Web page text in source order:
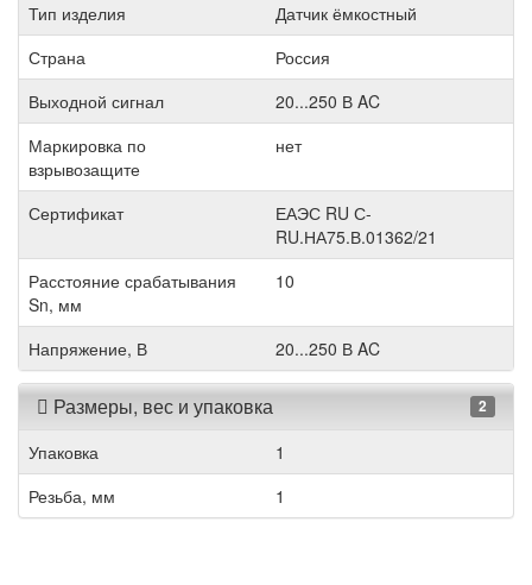
Тип изделия
Датчик ёмкостный
Страна
Россия
Выходной сигнал
20...250 В AC
Маркировка по
взрывозащите
нет
Сертификат
ЕАЭС RU С-
RU.НА75.В.01362/21
Расстояние срабатывания
Sn, мм
10
Напряжение, В 20...250 В AC
Размеры, вес и упаковка 2
Упаковка
1
Резьба, мм
1